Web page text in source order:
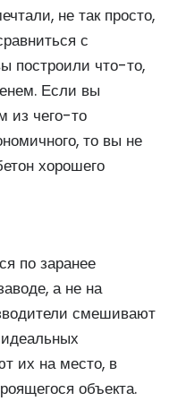
не так просто,
с
построили что-то,
Если вы
из чего-то
то вы не
хорошего
по заранее
а не на
смешивают
их на место, в
объекта.